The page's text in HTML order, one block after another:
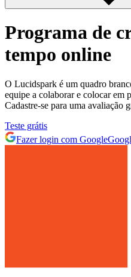
Programa de
tempo online
O Lucidspark é um quadro
equipe a colaborar e colocar em
Cadastre-se para uma avaliação
Teste grátis
Fazer login com Google